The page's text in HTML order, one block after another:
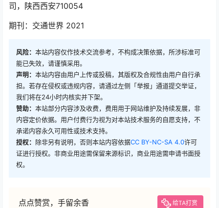
司，陕西西安710054󠅅󠅃󠄵󠅂󠄪󠇖󠆨󠆨󠇕󠆞󠆒󠅬󠇘󠆭󠆘󠇙󠆝󠅵󠇗󠆭󠆁󠄐󠇗󠅹󠅸󠇖󠆍󠅳󠇖󠅹󠅰󠇖󠆌󠅹
期刊：交通世界 2021
风险： 本站内容仅作技术交流参考，不构成决策依据，所涉标准可
能已失效，请谨慎采用。
声明： 本站内容由用户上传或投稿，其版权及合规性由用户自行承
担。若存在侵权或违规内容，请通过左侧「举报」通道提交举证，
我们将在24小时内核实并下架。
赞助： 本站部分内容涉及收费，费用用于网站维护及持续发展，非
内容定价依据。用户付费行为视为对本站技术服务的自愿支持，不
承诺内容永久可用性或技术支持。
授权： 除非另有说明，否则本站内容依据CC BY-NC-SA 4.0许可
证进行授权。非商业用途需保留来源标识，商业用途需申请书面授
权。
点点赞赏，手留余香 给TA打赏